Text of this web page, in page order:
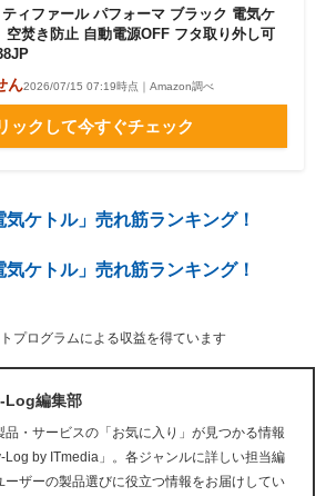
ティファール パフォーマ ブラック 電気ケ
空焚き防止 自動電源OFF フタ取り外し可
ん2026/07/15 07:19時点｜Amazon調べ
ックして今すぐチェック
ケトル」売れ筋ランキング！
ケトル」売れ筋ランキング！
プログラムによる収益を得ています
Log編集部
品・サービスの「お気に入り」が見つかる情報
Log by ITmedia」。各ジャンルに詳しい担当編
ーザーの製品選びに役立つ情報をお届けしてい